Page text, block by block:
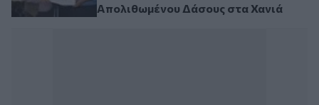
Απολιθωμένου Δάσους στα Χανιά